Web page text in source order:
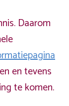
Daarom
en tevens
te komen.